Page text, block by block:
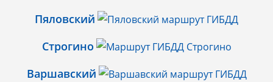
Пяловский
Строгино
Варшавский